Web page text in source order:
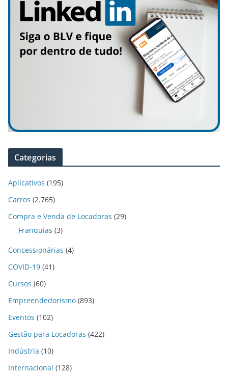
Categorias
Aplicativos (195)
Carros (2.765)
Compra e Venda de Locadoras (29)
Franquias (3)
Concessionárias (4)
COVID-19 (41)
Cursos (60)
Empreendedorismo (893)
Eventos (102)
Gestão para Locadoras (422)
Indústria (10)
Internacional (128)